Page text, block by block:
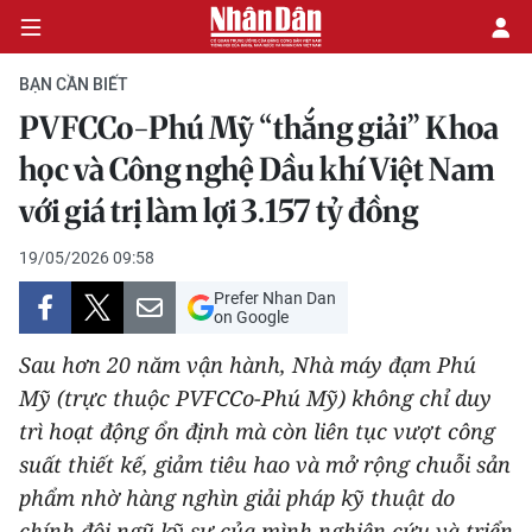
CHÍNH TRỊ
KINH TẾ
VĂN HÓA
XÃ HỘI
PHÁP LUẬT
DU LỊCH
THẾ GIỚI
BẠN CẦN BIẾT
PVFCCo-Phú Mỹ “thắng giải” Khoa
học và Công nghệ Dầu khí Việt Nam
với giá trị làm lợi 3.157 tỷ đồng
19/05/2026 09:58
Prefer Nhan Dan
on Google
Sau hơn 20 năm vận hành, Nhà máy đạm Phú
Mỹ (trực thuộc PVFCCo-Phú Mỹ) không chỉ duy
trì hoạt động ổn định mà còn liên tục vượt công
suất thiết kế, giảm tiêu hao và mở rộng chuỗi sản
phẩm nhờ hàng nghìn giải pháp kỹ thuật do